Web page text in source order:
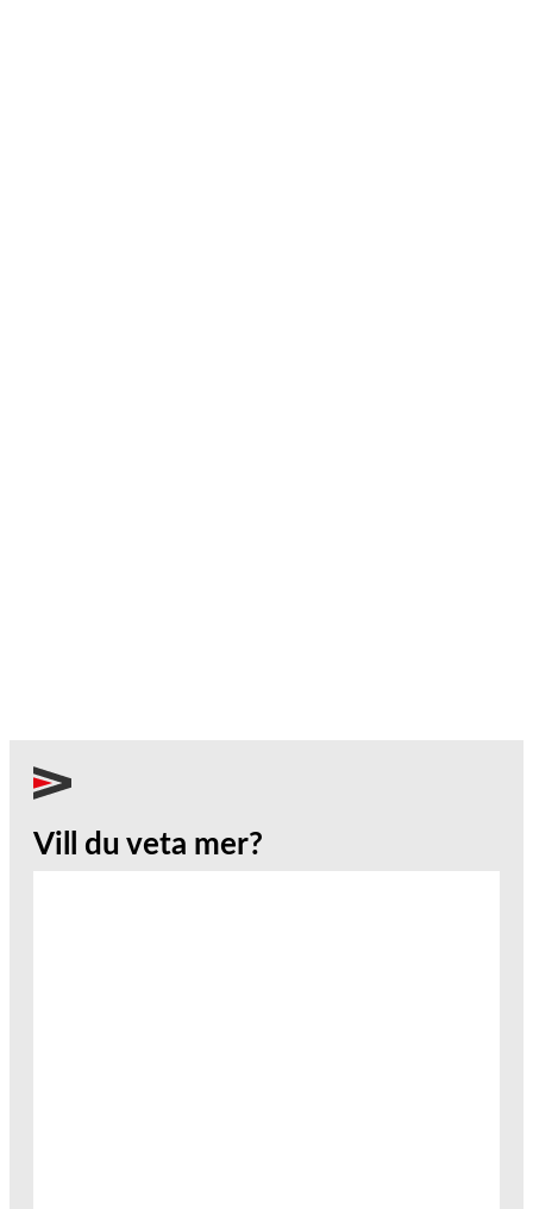
Vill du veta mer?